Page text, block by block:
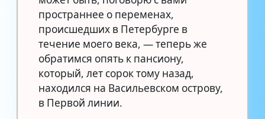
пространнее о переменах,
происшедших в Петербурге в
течение моего века, — теперь же
обратимся опять к пансиону,
который, лет сорок тому назад,
находился на Васильевском острову,
в Первой линии.